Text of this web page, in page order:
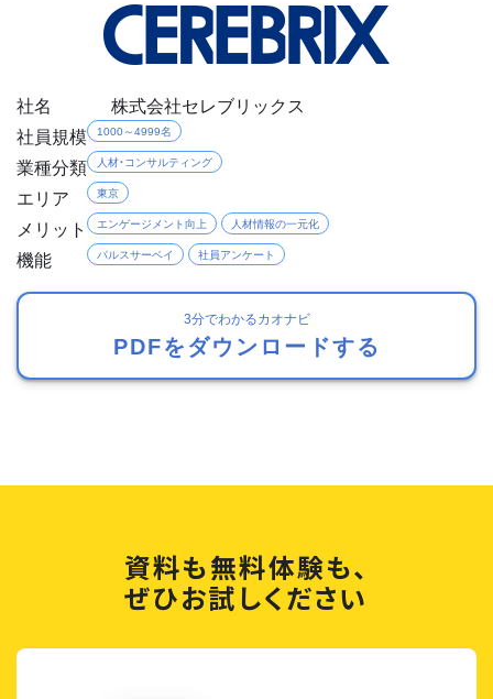
社名
株式会社セレブリックス
社員規模
1000～4999名
業種分類 人材・コンサルティング
エリア 東京
メリット エンゲージメント向上 人材情報の一元化
機能 パルスサーベイ 社員アンケート
3分でわかるカオナビ
PDFをダウンロードする
資料も無料体験も、
ぜひお試しください